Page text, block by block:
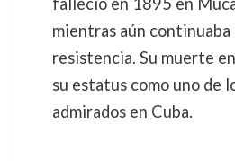
mientras aún continuaba
resistencia. Su muerte
su estatus como uno de
admirados en Cuba.